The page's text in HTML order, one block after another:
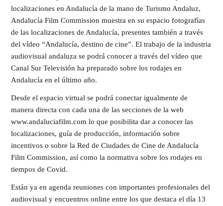
localizaciones en Andalucía de la mano de Turismo Andaluz,
Andalucía Film Commission muestra en su espacio fotografías
de las localizaciones de Andalucía, presentes también a través
del vídeo “Andalucía, destino de cine”. El trabajo de la industria
audiovisual andaluza se podrá conocer a través del vídeo que
Canal Sur Televisión ha preparado sobre los rodajes en
Andalucía en el último año.
Desde el espacio virtual se podrá conectar igualmente de
manera directa con cada una de las secciones de la web
www.andaluciafilm.com lo que posibilita dar a conocer las
localizaciones, guía de producción, información sobre
incentivos o sobre la Red de Ciudades de Cine de Andalucía
Film Commission, así como la normativa sobre los rodajes en
tiempos de Covid.
Están ya en agenda reuniones con importantes profesionales del
audiovisual y encuentros online entre los que destaca el día 13